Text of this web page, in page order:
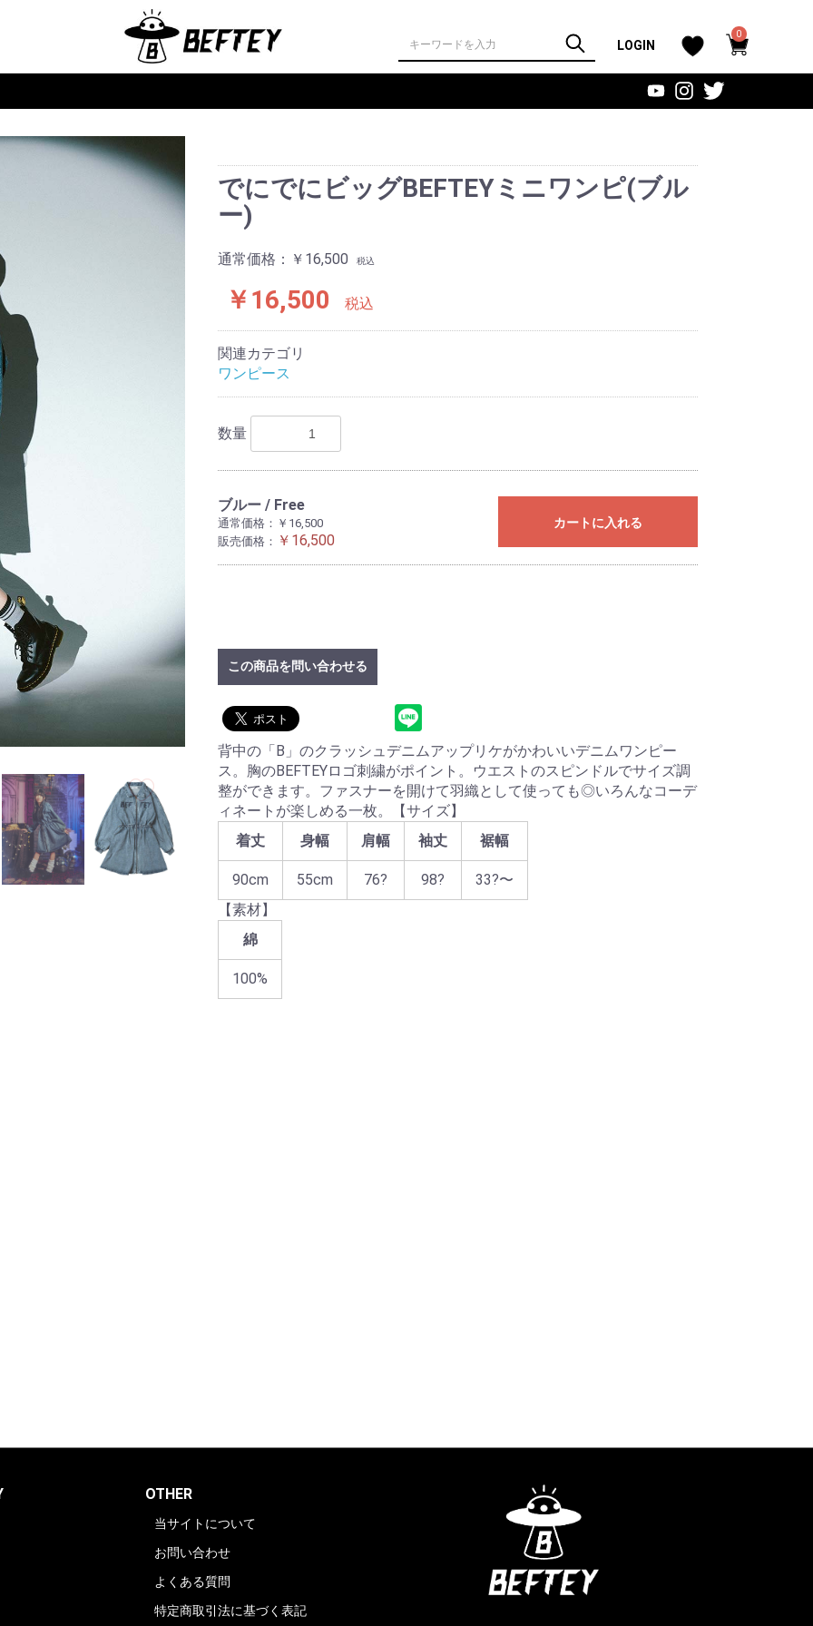
LOGIN
0
でにでにビッグBEFTEYミニワンピ(ブル
ー)
通常価格： ￥16,500 税込
￥16,500 税込
関連カテゴリ
ワンピース
ブルー / Free
通常価格：￥16,500
販売価格： ￥16,500
カートに入れる
数量
この商品を問い合わせる
背中の「B」のクラッシュデニムアップリケがかわいいデニムワンピー
ス。胸のBEFTEYロゴ刺繍がポイント。ウエストのスピンドルでサイズ調
整ができます。ファスナーを開けて羽織として使っても◎いろんなコーデ
ィネートが楽しめる一枚。【サイズ】
着丈
身幅 肩幅 袖丈 裾幅
90cm 55cm 76? 98?
33?〜
【素材】
綿
100%
OTHER
当サイトについて
お問い合わせ
よくある質問
特定商取引法に基づく表記